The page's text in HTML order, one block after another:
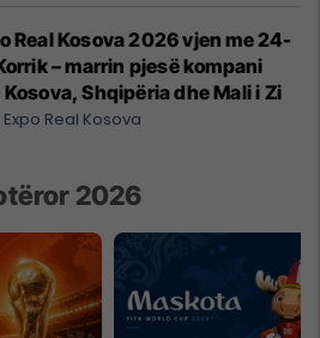
Real Kosova 2026 vjen me 24-
– marrin pjesë kompani
Shqipëria dhe Mali i Zi
Expo Real Kosova
2026